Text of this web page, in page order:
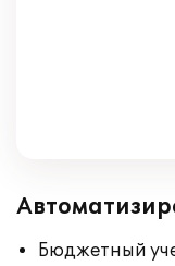
Бюджетный